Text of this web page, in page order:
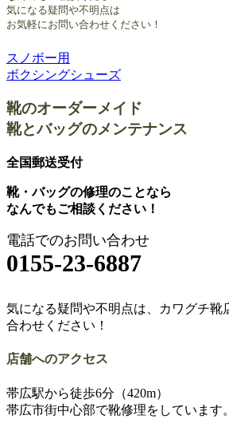
気になる疑問や不明点は
お気軽にお問い合わせください！
投
稿
ナ
ビ
ゲ
ー
シ
ョ
ン
スノボー用
ボクシングシューズ
靴のオーダーメイド
靴とバッグのメンテナンス
全国郵送受付
靴・バッグの修理のことなら
なんでもご相談ください！
電話でのお問い合わせ
0155-23-6887
気になる疑問や不明点は、カワグチ靴
合わせください！
店舗へのアクセス
帯広駅から徒歩6分（420m）
帯広市街中心部で靴修理をしています。